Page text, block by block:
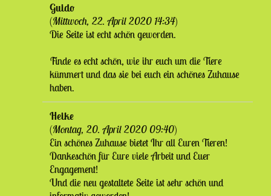
Guido
(Mittwoch, 22. April 2020 14:34)
Die Seite ist echt schön geworden.
Finde es echt schön, wie ihr euch um die Tiere
kümmert und das sie bei euch ein schönes Zuhause
haben.
Heike
(Montag, 20. April 2020 09:40)
Ein schönes Zuhause bietet Ihr all Euren Tieren!
Dankeschön für Eure viele Arbeit und Euer
Engagement!
Und die neu gestaltete Seite ist sehr schön und